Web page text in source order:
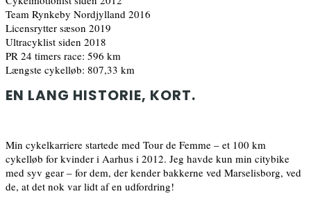
Team Rynkeby Nordjylland 2016
Licensrytter sæson 2019
Ultracyklist siden 2018
PR 24 timers race: 596 km
Længste cykelløb: 807,33 km
EN LANG HISTORIE, KORT.
Min cykelkarriere startede med Tour de Femme – et 100 km
cykelløb for kvinder i Aarhus i 2012. Jeg havde kun min citybike
med syv gear – for dem, der kender bakkerne ved Marselisborg, ved
de, at det nok var lidt af en udfordring!